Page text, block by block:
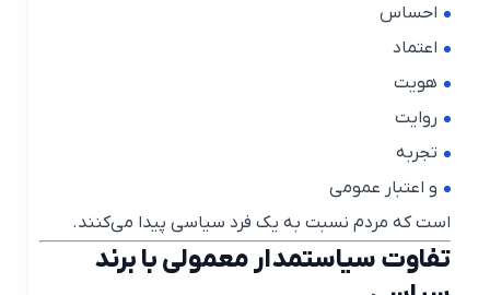
احساس
اعتماد
هویت
روایت
تجربه
و اعتبار عمومی
است که مردم نسبت به یک فرد سیاسی پیدا می‌کنند.
تفاوت سیاستمدار معمولی با برند